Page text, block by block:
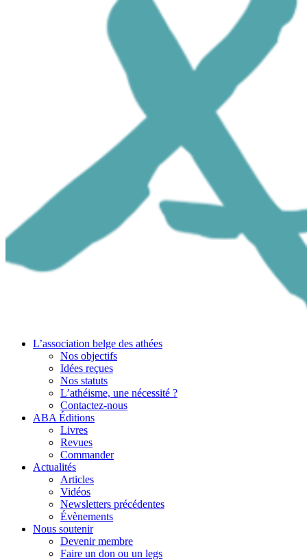
L’association belge des athées
Nos objectifs
Idées reçues
Nos statuts
L’athéisme, une nécessité ?
Contactez-nous
ABA Éditions
Livres
Revues
Commander
Actualités
Articles
Vidéos
Newsletters précédentes
Évènements
Nous soutenir
Devenir membre
Faire un don ou un legs